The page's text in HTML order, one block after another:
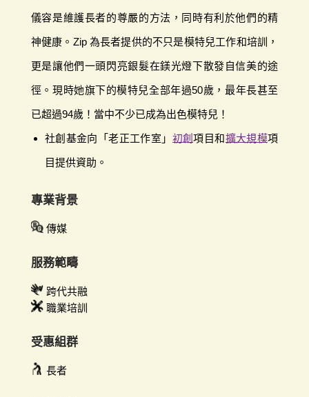
儀容是維護長者的尊嚴的方法，同時有利於他們的精
神健康。Zip 為長者提供的不只是模特兒工作和培訓，
更是讓他們一頭閃亮銀髮在鎂光燈下散發自信美的途
徑。現時她旗下的模特兒全部年過50歲，最年長甚至
已超過94歲！當中不少已成為出色模特兒！
社創基金向「老正工作室」 初創項目和擴大規模項
目提供資助。
專業背景
傳媒
服務範疇
跨代共融
職業培訓
受惠組群
長者